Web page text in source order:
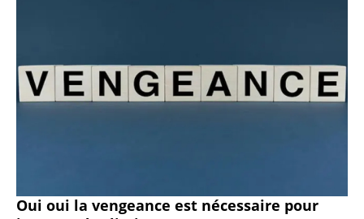
Oui oui la vengeance est nécessaire pour